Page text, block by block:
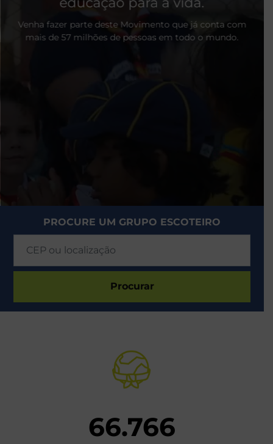
Venha fazer parte deste Movimento que já conta com
mais de 57 milhões de pessoas em todo o mundo.
PROCURE UM GRUPO ESCOTEIRO
Procurar
66.766